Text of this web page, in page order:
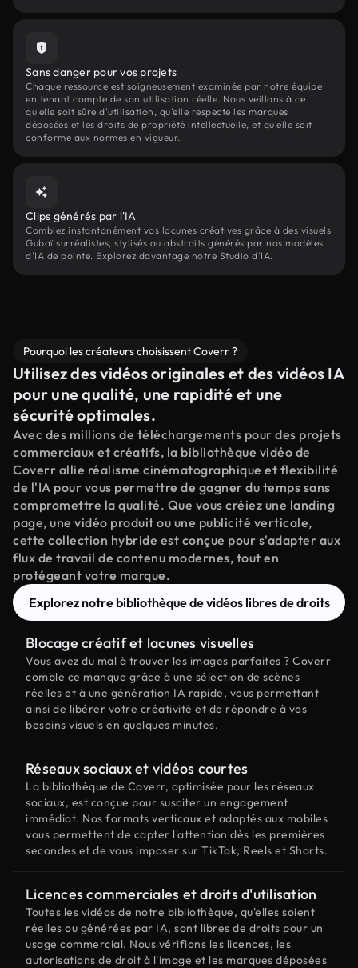
Sans danger pour vos projets
Chaque ressource est soigneusement examinée par notre équipe
en tenant compte de son utilisation réelle. Nous veillons à ce
qu'elle soit sûre d'utilisation, qu'elle respecte les marques
déposées et les droits de propriété intellectuelle, et qu'elle soit
conforme aux normes en vigueur.
Clips générés par l'IA
Comblez instantanément vos lacunes créatives grâce à des visuels
Gubaï surréalistes, stylisés ou abstraits générés par nos modèles
d'IA de pointe. Explorez davantage notre Studio d'IA.
Pourquoi les créateurs choisissent Coverr ?
Utilisez des vidéos originales et des vidéos IA
pour une qualité, une rapidité et une
sécurité optimales.
Avec des millions de téléchargements pour des projets
commerciaux et créatifs, la bibliothèque vidéo de
Coverr allie réalisme cinématographique et flexibilité
de l'IA pour vous permettre de gagner du temps sans
compromettre la qualité. Que vous créiez une landing
page, une vidéo produit ou une publicité verticale,
cette collection hybride est conçue pour s'adapter aux
flux de travail de contenu modernes, tout en
protégeant votre marque.
Explorez notre bibliothèque de vidéos libres de droits
Blocage créatif et lacunes visuelles
Vous avez du mal à trouver les images parfaites ? Coverr
comble ce manque grâce à une sélection de scènes
réelles et à une génération IA rapide, vous permettant
ainsi de libérer votre créativité et de répondre à vos
besoins visuels en quelques minutes.
Réseaux sociaux et vidéos courtes
La bibliothèque de Coverr, optimisée pour les réseaux
sociaux, est conçue pour susciter un engagement
immédiat. Nos formats verticaux et adaptés aux mobiles
vous permettent de capter l'attention dès les premières
secondes et de vous imposer sur TikTok, Reels et Shorts.
Licences commerciales et droits d'utilisation
Toutes les vidéos de notre bibliothèque, qu'elles soient
réelles ou générées par IA, sont libres de droits pour un
usage commercial. Nous vérifions les licences, les
autorisations de droit à l'image et les marques déposées